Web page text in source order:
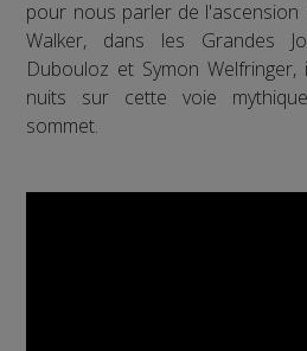
pour nous parler de l'ascension
Walker, dans les Grandes
Dubouloz et Symon
nuits sur cette voie
sommet.